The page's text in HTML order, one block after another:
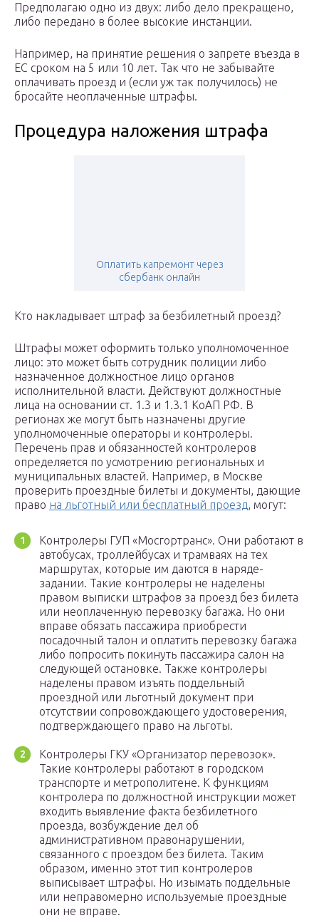
Предполагаю одно из двух: либо дело прекращено,
либо передано в более высокие инстанции.
Например, на принятие решения о запрете въезда в
ЕС сроком на 5 или 10 лет. Так что не забывайте
оплачивать проезд и (если уж так получилось) не
бросайте неоплаченные штрафы.
Процедура наложения штрафа
Оплатить капремонт через
сбербанк онлайн
Кто накладывает штраф за безбилетный проезд?
Штрафы может оформить только уполномоченное
лицо: это может быть сотрудник полиции либо
назначенное должностное лицо органов
исполнительной власти. Действуют должностные
лица на основании ст. 1.3 и 1.3.1 КоАП РФ. В
регионах же могут быть назначены другие
уполномоченные операторы и контролеры.
Перечень прав и обязанностей контролеров
определяется по усмотрению региональных и
муниципальных властей. Например, в Москве
проверить проездные билеты и документы, дающие
право на льготный или бесплатный проезд, могут:
Контролеры ГУП «Мосгортранс». Они работают в
автобусах, троллейбусах и трамваях на тех
маршрутах, которые им даются в наряде-
задании. Такие контролеры не наделены
правом выписки штрафов за проезд без билета
или неоплаченную перевозку багажа. Но они
вправе обязать пассажира приобрести
посадочный талон и оплатить перевозку багажа
либо попросить покинуть пассажира салон на
следующей остановке. Также контролеры
наделены правом изъять поддельный
проездной или льготный документ при
отсутствии сопровождающего удостоверения,
подтверждающего право на льготы.
Контролеры ГКУ «Организатор перевозок».
Такие контролеры работают в городском
транспорте и метрополитене. К функциям
контролера по должностной инструкции может
входить выявление факта безбилетного
проезда, возбуждение дел об
административном правонарушении,
связанного с проездом без билета. Таким
образом, именно этот тип контролеров
выписывает штрафы. Но изымать поддельные
или неправомерно используемые проездные
они не вправе.